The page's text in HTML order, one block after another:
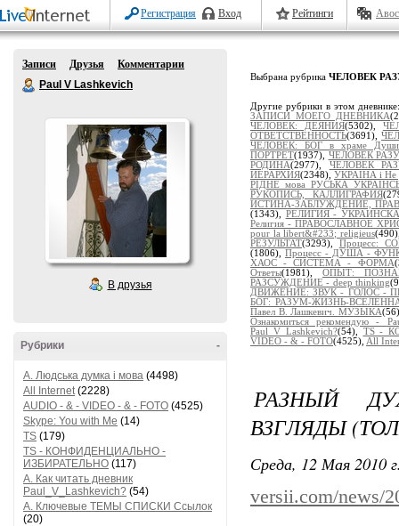
Регистрация Вход Рейтинги
Записи Друзья
Комментарии
Paul V Lashkevich
В друзья
-
Рубрики
A. Людська думка і мова (4498)
All Internet(2228)
AUDIO - & - VIDEO - & - FOTO (4525)
Skype: You with Me (14)
TS (179)
TS - КОНФИДЕНЦИАЛЬНО -
ИЗБИРАТЕЛЬНО (117)
А. Как читать дневник
Paul_V_Lashkevich? (54)
А. Ключевые ТЕМЫ СПИСКИ Ссылок
(20)
Выбрана рубрика ЧЕЛОВЕК
Другие рубрики в этом
ЗАПИСИ МОЕГО ДНЕВНИКА
ЧЕЛОВЕК: ДЕЯНИЯ(5302),
ОТВЕТСТВЕННОСТЬ(3691),
ЧЕЛОВЕК: БОГ в храме Души
ПОРТРЕТ(1937), ЧЕЛОВЕК
РОДИНА(2977), ЧЕЛОВЕК
ИЕРАРХИЯ(2348), УКРАЇНА і Не
РІДНЕ мова РУСЬКА
РУКОПИСЬ, КАЛЛИГРАФИЯ
ИСТИНА-ЗАБЛУЖДЕНИЕ,
(1343), РЕЛИГИЯ -
Религия - ПРАВОСЛАВНОЕ
pour la libert&#233; religieus
РЕЗУЛЬТАТ(3293), Процесс:
(1806), Процесс - ДУША -
ХАОС - СИСТЕМА - ФОРМА
Ответы(1981), ОПЫТ:
РАЗСУЖДЕНИЕ - deep thinking
ДВИЖЕНИЕ: ЗВУК - ГОЛОС -
БОГ: РАЗУМ-ЖИЗНЬ-
Павел В. Лашкевич. МУЗЫКА
Ознакомиться рекомендую -
Paul_V_Lashkevich?(54), TS -
VIDEO - & - FOTO(4525), All
РАЗНЫЙ
ВЗГЛЯДЫ
Среда, 12 Мая 2010
versii.com/news/